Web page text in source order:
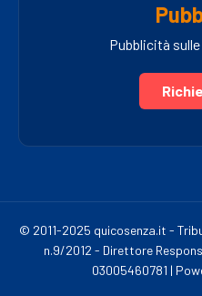
Pubblicità
© 2011-2025 quicosenza.it -
n.9/2012 - Direttore
03005460781 |